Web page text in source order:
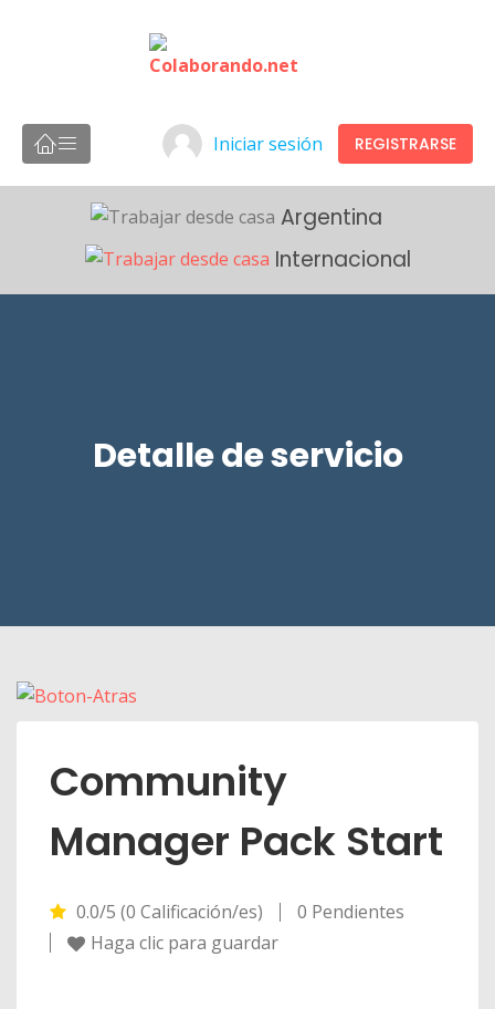
Iniciar sesión REGISTRARSE
Argentina
Internacional
Detalle de servicio
Community
Manager Pack Start
0.0/5 (0 Calificación/es)
0 Pendientes
Haga clic para guardar